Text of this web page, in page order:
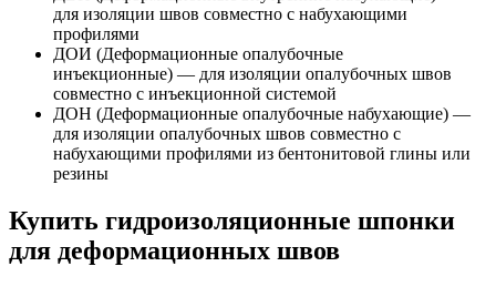
для изоляции швов совместно с набухающими
профилями
ДОИ (Деформационные опалубочные
инъекционные) — для изоляции опалубочных швов
совместно с инъекционной системой
ДОН (Деформационные опалубочные набухающие) —
для изоляции опалубочных швов совместно с
набухающими профилями из бентонитовой глины или
резины
Купить гидроизоляционные шпонки
для деформационных швов